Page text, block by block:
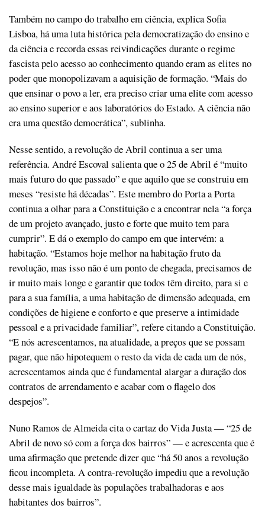
Também no campo do trabalho em ciência, explica Sofia
Lisboa, há uma luta histórica pela democratização do ensino e
da ciência e recorda essas reivindicações durante o regime
fascista pelo acesso ao conhecimento quando eram as elites no
poder que monopolizavam a aquisição de formação. “Mais do
que ensinar o povo a ler, era preciso criar uma elite com acesso
ao ensino superior e aos laboratórios do Estado. A ciência não
era uma questão democrática”, sublinha.
Nesse sentido, a revolução de Abril continua a ser uma
referência. André Escoval salienta que o 25 de Abril é “muito
mais futuro do que passado” e que aquilo que se construiu em
meses “resiste há décadas”. Este membro do Porta a Porta
continua a olhar para a Constituição e a encontrar nela “a força
de um projeto avançado, justo e forte que muito tem para
cumprir”. E dá o exemplo do campo em que intervém: a
habitação. “Estamos hoje melhor na habitação fruto da
revolução, mas isso não é um ponto de chegada, precisamos de
ir muito mais longe e garantir que todos têm direito, para si e
para a sua família, a uma habitação de dimensão adequada, em
condições de higiene e conforto e que preserve a intimidade
pessoal e a privacidade familiar”, refere citando a Constituição.
“E nós acrescentamos, na atualidade, a preços que se possam
pagar, que não hipotequem o resto da vida de cada um de nós,
acrescentamos ainda que é fundamental alargar a duração dos
contratos de arrendamento e acabar com o flagelo dos
despejos”.
Nuno Ramos de Almeida cita o cartaz do Vida Justa — “25 de
Abril de novo só com a força dos bairros” — e acrescenta que é
uma afirmação que pretende dizer que “há 50 anos a revolução
ficou incompleta. A contra-revolução impediu que a revolução
desse mais igualdade às populações trabalhadoras e aos
habitantes dos bairros”.